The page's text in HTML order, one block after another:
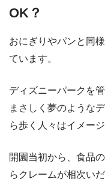
OK？
おにぎりやパンと同様
ています。
ディズニーパークを
まさしく夢のような
ら歩く人々はイメー
開園当初から、食品
らクレームが相次いだ